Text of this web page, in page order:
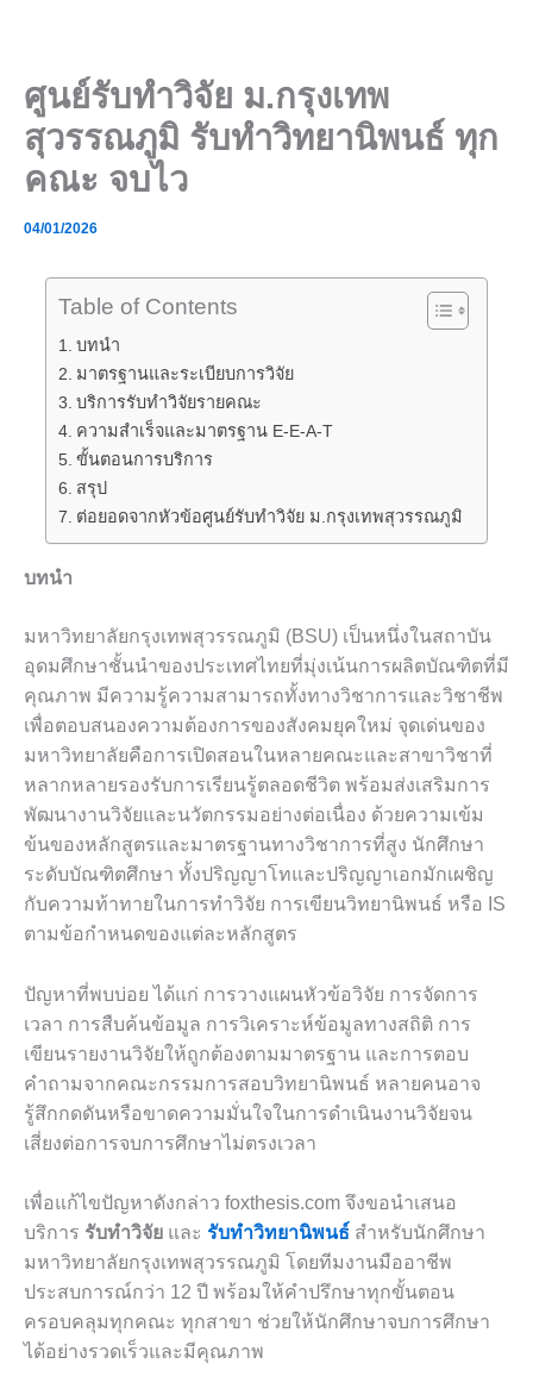
ศูนย์รับทำวิจัย ม.กรุงเทพ
สุวรรณภูมิ รับทำวิทยานิพนธ์ ทุก
คณะ จบไว
04/01/2026
Table of Contents
บทนำ
มาตรฐานและระเบียบการวิจัย
บริการรับทำวิจัยรายคณะ
ความสำเร็จและมาตรฐาน E-E-A-T
ขั้นตอนการบริการ
สรุป
ต่อยอดจากหัวข้อศูนย์รับทำวิจัย ม.กรุงเทพสุวรรณภูมิ
บทนำ
มหาวิทยาลัยกรุงเทพสุวรรณภูมิ (BSU) เป็นหนึ่งในสถาบัน
อุดมศึกษาชั้นนำของประเทศไทยที่มุ่งเน้นการผลิตบัณฑิตที่มี
คุณภาพ มีความรู้ความสามารถทั้งทางวิชาการและวิชาชีพ
เพื่อตอบสนองความต้องการของสังคมยุคใหม่ จุดเด่นของ
มหาวิทยาลัยคือการเปิดสอนในหลายคณะและสาขาวิชาที่
หลากหลายรองรับการเรียนรู้ตลอดชีวิต พร้อมส่งเสริมการ
พัฒนางานวิจัยและนวัตกรรมอย่างต่อเนื่อง ด้วยความเข้ม
ข้นของหลักสูตรและมาตรฐานทางวิชาการที่สูง นักศึกษา
ระดับบัณฑิตศึกษา ทั้งปริญญาโทและปริญญาเอกมักเผชิญ
กับความท้าทายในการทำวิจัย การเขียนวิทยานิพนธ์ หรือ IS
ตามข้อกำหนดของแต่ละหลักสูตร
ปัญหาที่พบบ่อย ได้แก่ การวางแผนหัวข้อวิจัย การจัดการ
เวลา การสืบค้นข้อมูล การวิเคราะห์ข้อมูลทางสถิติ การ
เขียนรายงานวิจัยให้ถูกต้องตามมาตรฐาน และการตอบ
คำถามจากคณะกรรมการสอบวิทยานิพนธ์ หลายคนอาจ
รู้สึกกดดันหรือขาดความมั่นใจในการดำเนินงานวิจัยจน
เสี่ยงต่อการจบการศึกษาไม่ตรงเวลา
เพื่อแก้ไขปัญหาดังกล่าว foxthesis.com จึงขอนำเสนอ
บริการ รับทำวิจัย และ รับทำวิทยานิพนธ์ สำหรับนักศึกษา
มหาวิทยาลัยกรุงเทพสุวรรณภูมิ โดยทีมงานมืออาชีพ
ประสบการณ์กว่า 12 ปี พร้อมให้คำปรึกษาทุกขั้นตอน
ครอบคลุมทุกคณะ ทุกสาขา ช่วยให้นักศึกษาจบการศึกษา
ได้อย่างรวดเร็วและมีคุณภาพ